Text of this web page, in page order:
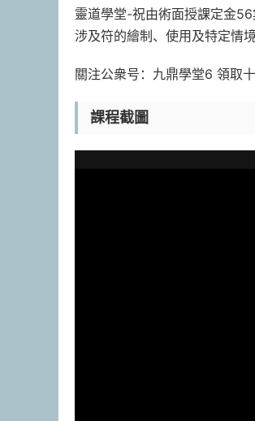
靈道學堂-祝由術面授課定金
涉及符的繪制、使用及特定情
關注公衆号：九鼎學堂6 領取
課程截圖